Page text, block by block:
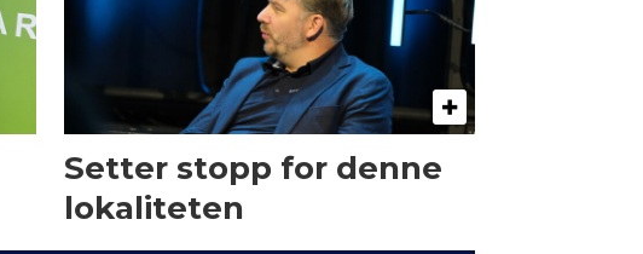
Setter stopp for denne
lokaliteten